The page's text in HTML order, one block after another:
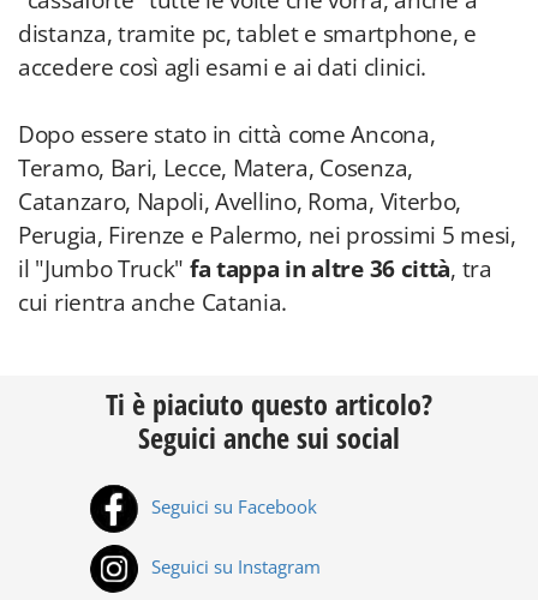
distanza, tramite pc, tablet e smartphone, e
accedere così agli esami e ai dati clinici.
Dopo essere stato in città come Ancona,
Teramo, Bari, Lecce, Matera, Cosenza,
Catanzaro, Napoli, Avellino, Roma, Viterbo,
Perugia, Firenze e Palermo, nei prossimi 5 mesi,
il "Jumbo Truck" fa tappa in altre 36 città, tra
cui rientra anche Catania.
Ti è piaciuto questo articolo?
Seguici anche sui social
Seguici su Facebook
Seguici su Instagram